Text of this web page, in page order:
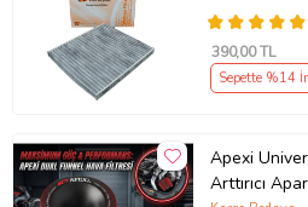
390,00 TL
Sepette %14
Apexi
Arttırıcı